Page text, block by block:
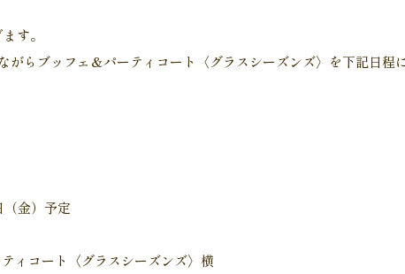
す。
がらブッフェ＆パーティコート〈グラスシーズンズ〉を下記日程
金）予定
ィコート〈グラスシーズンズ〉横